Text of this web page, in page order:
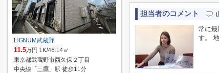
担当者のコメント
常に最
す。
LIGNUM武蔵野
11.5万円 1K/46.14㎡
東京都武蔵野市西久保２丁目
中央線「三鷹」駅 徒歩11分